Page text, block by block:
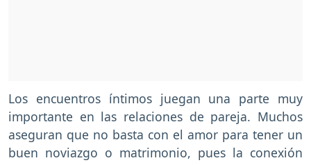
Los encuentros íntimos juegan una parte muy
importante en las relaciones de pareja. Muchos
aseguran que no basta con el amor para tener un
buen noviazgo o matrimonio, pues la conexión